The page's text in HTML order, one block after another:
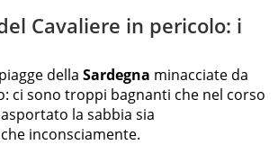
Cavaliere in pericolo: i
della Sardegna minacciate da
ci sono troppi bagnanti che nel corso
la sabbia sia
inconsciamente.